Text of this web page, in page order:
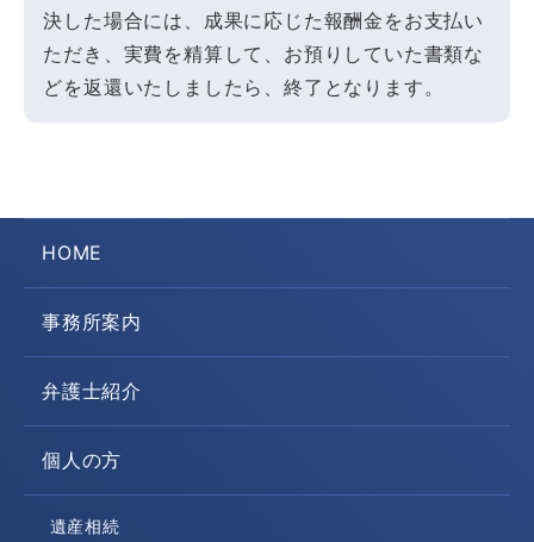
決した場合には、成果に応じた報酬金をお支払い
ただき、実費を精算して、お預りしていた書類な
どを返還いたしましたら、終了となります。
HOME
事務所案内
弁護士紹介
個人の方
遺産相続